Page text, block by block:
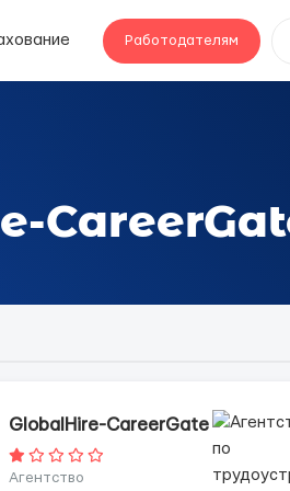
Работодателям
GlobalHire-CareerGate
Агентство